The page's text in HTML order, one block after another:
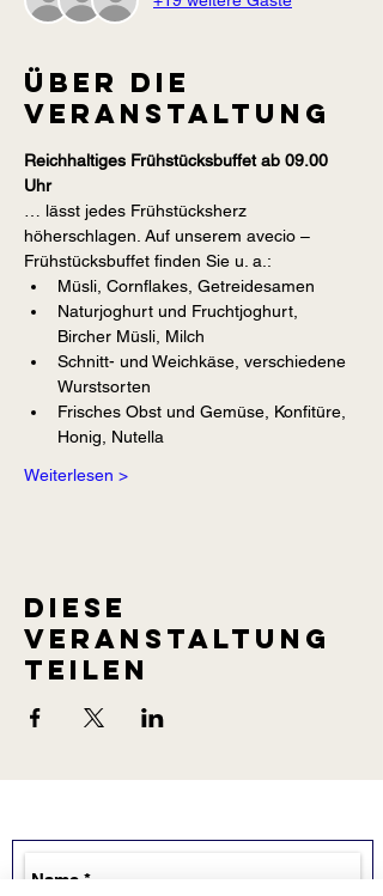
Über die
Veranstaltung
Reichhaltiges Frühstücksbuffet ab 09.00
Uhr
… lässt jedes Frühstücksherz
höherschlagen. Auf unserem avecio –
Frühstücksbuffet finden Sie u. a.:
Müsli, Cornflakes, Getreidesamen
Naturjoghurt und Fruchtjoghurt,
Bircher Müsli, Milch
Schnitt- und Weichkäse, verschiedene
Wurstsorten
Frisches Obst und Gemüse, Konfitüre,
Honig, Nutella
Weiterlesen >
Diese
Veranstaltung
teilen